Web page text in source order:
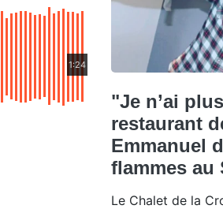
1:24
"Je n’ai
restaurant
Emmanuel
flammes au
Le Chalet de la